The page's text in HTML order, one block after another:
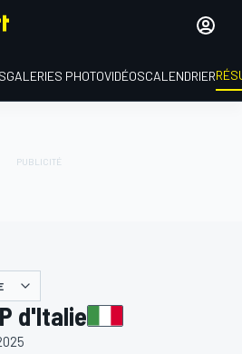
GALERIES PHOTOVIDÉOSCALENDRIER
d'Italie